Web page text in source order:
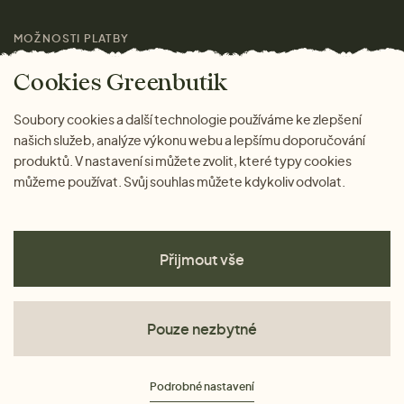
Magazín
MOŽNOSTI PLATBY
Cookies Greenbutik
Soubory cookies a další technologie používáme ke zlepšení
našich služeb, analýze výkonu webu a lepšímu doporučování
produktů. V nastavení si můžete zvolit, které typy cookies
můžeme používat. Svůj souhlas můžete kdykoliv odvolat.
Přijmout vše
Pouze nezbytné
Podrobné nastavení